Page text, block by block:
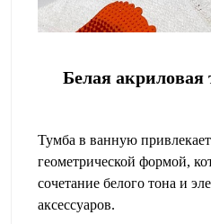
Белая
Тумба в ванную
геометрической формой,
сочетание белого тона и
аксессуаров.